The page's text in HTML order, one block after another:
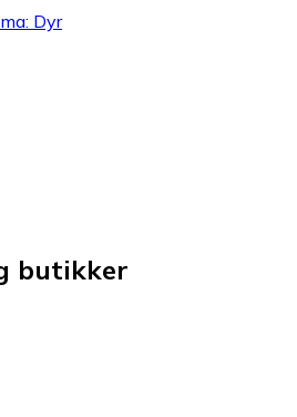
Dyr
butikker